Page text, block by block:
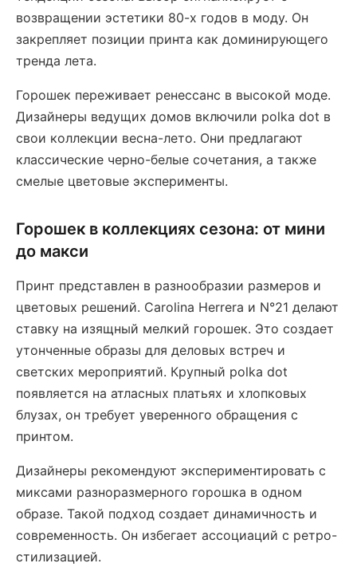
возвращении эстетики 80-х годов в моду. Он
закрепляет позиции принта как доминирующего
тренда лета.
Горошек переживает ренессанс в высокой моде.
Дизайнеры ведущих домов включили polka dot в
свои коллекции весна-лето. Они предлагают
классические черно-белые сочетания, а также
смелые цветовые эксперименты.
Горошек в коллекциях сезона: от мини
до макси
Принт представлен в разнообразии размеров и
цветовых решений. Carolina Herrera и N°21 делают
ставку на изящный мелкий горошек. Это создает
утонченные образы для деловых встреч и
светских мероприятий. Крупный polka dot
появляется на атласных платьях и хлопковых
блузах, он требует уверенного обращения с
принтом.
Дизайнеры рекомендуют экспериментировать с
миксами разноразмерного горошка в одном
образе. Такой подход создает динамичность и
современность. Он избегает ассоциаций с ретро-
стилизацией.